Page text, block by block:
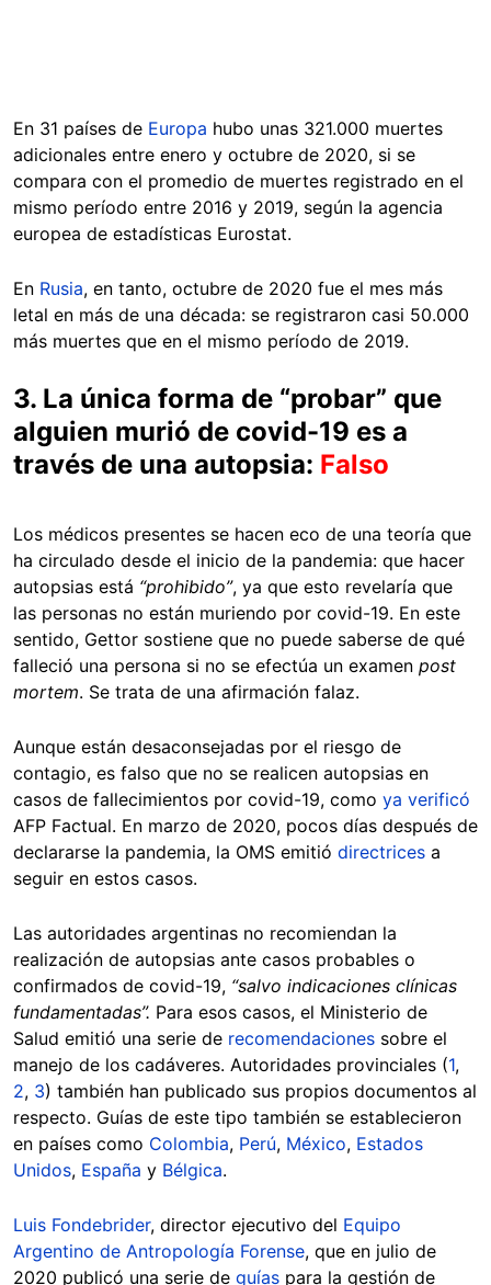
En 31 países de Europa hubo unas 321.000 muertes
adicionales entre enero y octubre de 2020, si se
compara con el promedio de muertes registrado en el
mismo período entre 2016 y 2019, según la agencia
europea de estadísticas Eurostat.
En Rusia, en tanto, octubre de 2020 fue el mes más
letal en más de una década: se registraron casi 50.000
más muertes que en el mismo período de 2019.
3. La única forma de “probar” que
alguien murió de covid-19 es a
través de una autopsia: Falso
Los médicos presentes se hacen eco de una teoría que
ha circulado desde el inicio de la pandemia: que hacer
autopsias está “prohibido”, ya que esto revelaría que
las personas no están muriendo por covid-19. En este
sentido, Gettor sostiene que no puede saberse de qué
falleció una persona si no se efectúa un examen post
mortem. Se trata de una afirmación falaz.
Aunque están desaconsejadas por el riesgo de
contagio, es falso que no se realicen autopsias en
casos de fallecimientos por covid-19, como ya verificó
AFP Factual. En marzo de 2020, pocos días después de
declararse la pandemia, la OMS emitió directrices a
seguir en estos casos.
Las autoridades argentinas no recomiendan la
realización de autopsias ante casos probables o
confirmados de covid-19, “salvo indicaciones clínicas
fundamentadas”. Para esos casos, el Ministerio de
Salud emitió una serie de recomendaciones sobre el
manejo de los cadáveres. Autoridades provinciales (1,
2, 3) también han publicado sus propios documentos al
respecto. Guías de este tipo también se establecieron
en países como Colombia, Perú, México, Estados
Unidos, España y Bélgica.
Luis Fondebrider, director ejecutivo del Equipo
Argentino de Antropología Forense, que en julio de
2020 publicó una serie de guías para la gestión de